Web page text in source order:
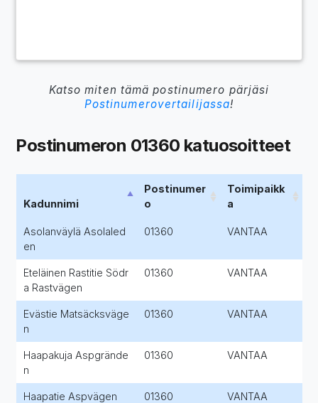
Katso miten tämä postinumero pärjäsi
Postinumerovertailijassa!
Postinumeron 01360 katuosoitteet
Kadunnimi
Postinumer
o
Toimipaikk
a
Asolanväylä Asolaled
en
01360 VANTAA
Eteläinen Rastitie Södr
a Rastvägen
01360 VANTAA
Evästie Matsäcksväge
n
01360 VANTAA
Haapakuja Aspgrände
n
01360 VANTAA
Haapatie Aspvägen 01360 VANTAA